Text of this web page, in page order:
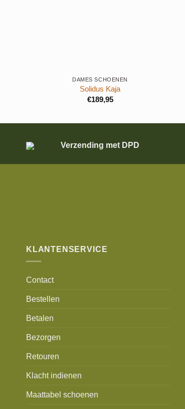
DAMES SCHOENEN
Solidus Kaja
€189,95
Verzending met DPD
KLANTENSERVICE
Contact
Bestellen
Betalen
Bezorgen
Retouren
Klacht indienen
Maattabel schoenen